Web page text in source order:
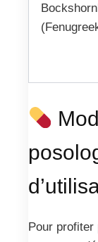
Pour